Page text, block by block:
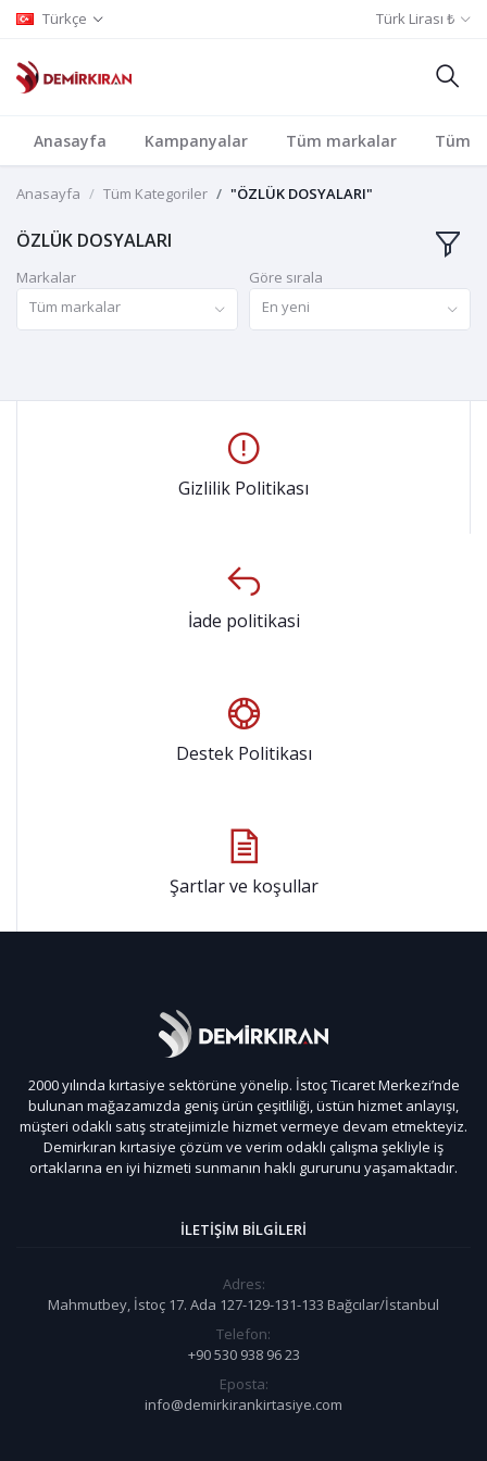
Türkçe Türk Lirası ₺
Anasayfa Kampanyalar Tüm markalar Tüm
Anasayfa Tüm Kategoriler "ÖZLÜK DOSYALARI"
ÖZLÜK DOSYALARI
Markalar
Tüm markalar
Göre sırala
En yeni
Gizlilik Politikası
İade politikasi
Destek Politikası
Şartlar ve koşullar
2000 yılında kırtasiye sektörüne yönelip. İstoç Ticaret Merkezi’nde
bulunan mağazamızda geniş ürün çeşitliliği, üstün hizmet anlayışı,
müşteri odaklı satış stratejimizle hizmet vermeye devam etmekteyiz.
Demirkıran kırtasiye çözüm ve verim odaklı çalışma şekliyle iş
ortaklarına en iyi hizmeti sunmanın haklı gururunu yaşamaktadır.
İLETIŞIM BILGILERI
Adres:
Mahmutbey, İstoç 17. Ada 127-129-131-133 Bağcılar/İstanbul
Telefon:
+90 530 938 96 23
Eposta:
info@demirkirankirtasiye.com